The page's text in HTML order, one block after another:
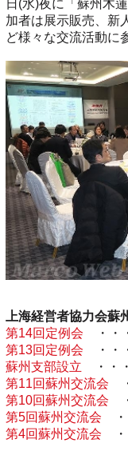
日(水)夜に「蘇州木
加者は展示販売、新
ど様々な交流活動に
上海経営者協力会蘇
第14回定例会 ・・
第13回定例会 ・・
蘇州支部設立 ・・
第11回蘇州交流会
第10回蘇州交流会
第5回蘇州交流会 ・
第4回蘇州交流会 ・